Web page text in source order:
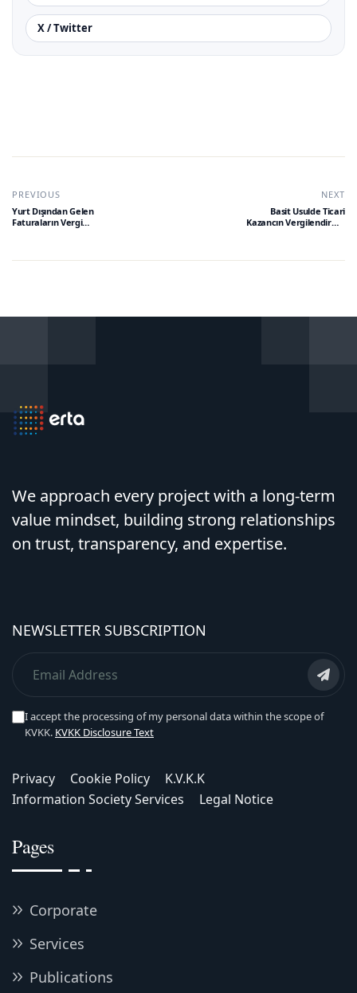
X / Twitter
PREVIOUS
Yurt Dışından Gelen
Faturaların Vergi
NEXT
Basit Usulde Ticari
Kazancın Vergilendirme
We approach every project with a long-term
value mindset, building strong relationships
on trust, transparency, and expertise.
NEWSLETTER SUBSCRIPTION
I accept the processing of my personal data within the scope of
KVKK. KVKK Disclosure Text
Privacy Cookie Policy
K.V.K.K
Information Society Services
Legal Notice
Pages
Corporate
Services
Publications